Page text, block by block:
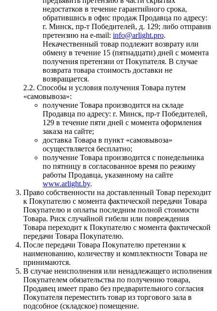
недостатков в течение гарантийного срока,
обратившись в офис продаж Продавца по адресу:
г. Минск, пр-т Победителей, д. 129; либо отправив
претензию на e-mail: info@arlight.pro.
Некачественный товар подлежит возврату или
обмену в течение 15 (пятнадцати) дней с момента
получения претензии от Покупателя. В случае
возврата товара стоимость доставки не
возвращается.
2.2. Способы и условия получения Товара путем
«самовывоза»:
получение Товара производится на складе
Продавца по адресу: г. Минск, пр-т Победителей,
129 в течение пяти дней с момента оформления
заказа на сайте;
доставка Товара в пункт «самовывоза»
осуществляется бесплатно;
получение Товара производится с понедельника
по пятницу в согласованное время по режиму
работы Продавца, указанному на сайте
www.arlight.by.
Право собственности на доставленный Товар переходит
к Покупателю с момента фактической передачи Товара
Покупателю и оплаты последним полной стоимости
Товара. Риск случайной гибели или повреждения
Товара переходит к Покупателю с момента фактической
передачи Товара Покупателю.
После передачи Товара Покупателю претензии к
наименованию, количеству и комплектности Товара не
принимаются.
В случае неисполнения или ненадлежащего исполнения
Покупателем обязательства по получению товара,
Продавец имеет право без предварительного согласия
Покупателя переместить товар из торгового зала в
подсобное (складское) помещение.